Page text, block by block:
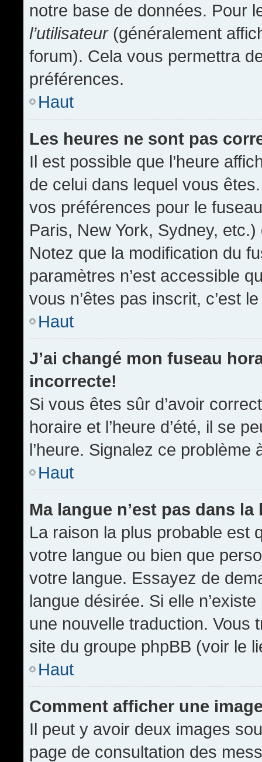
notre base de données. Pour
l’utilisateur(généralement
forum). Cela vous permettra
préférences.
Haut
Les heures ne sont pas
Il est possible que l’heure
de celui dans lequel vous
vos préférences pour le
Paris, New York, Sydney,
Notez que la modification du
paramètres n’est accessible
vous n’êtes pas inscrit, c’est
Haut
J’ai changé mon fuseau
incorrecte!
Si vous êtes sûr d’avoir
horaire et l’heure d’été, il se
l’heure. Signalez ce problème
Haut
Ma langue n’est pas dans la
La raison la plus probable est
votre langue ou bien que
votre langue. Essayez de
langue désirée. Si elle
une nouvelle traduction. Vous
site du groupe phpBB (voir le
Haut
Comment afficher une
Il peut y avoir deux images
page de consultation des